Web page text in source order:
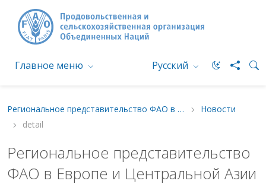
Главное меню Русский
Региональное представительство ФАО в Европе и Центральной Азии
Новости
detail
Региональное представительство
ФАО в Европе и Центральной Азии